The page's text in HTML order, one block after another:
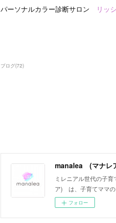
パーソナルカラー診断サロン
リッ
ブログ(72)
manalea (マナレ
ミレニアル世代の子
ア) は、子育てママの
フォロー